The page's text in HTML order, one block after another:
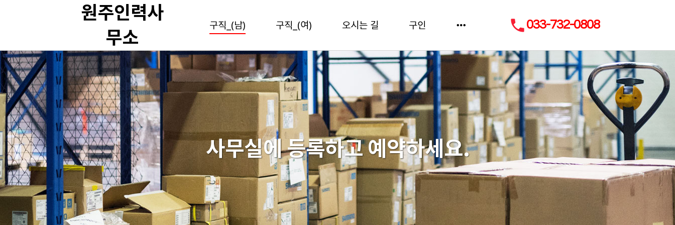
원주인력사
무소
구직_(남) 구직_(여) 오시는 길 구인 local_phone033-732-0808
사무실에 등록하고 예약하세요.